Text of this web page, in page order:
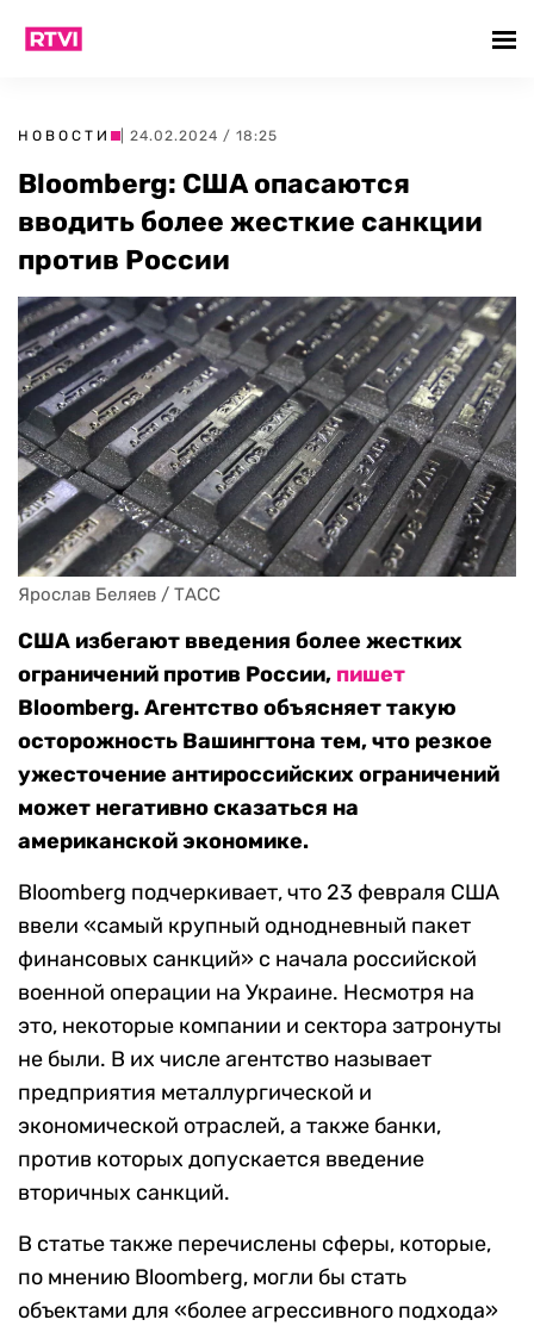
НОВОСТИ | 24.02.2024 / 18:25
Bloomberg: США опасаются
вводить более жесткие санкции
против России
Ярослав Беляев / ТАСС
США избегают введения более жестких
ограничений против России, пишет
Bloomberg. Агентство объясняет такую
осторожность Вашингтона тем, что резкое
ужесточение антироссийских ограничений
может негативно сказаться на
американской экономике.
Bloomberg подчеркивает, что 23 февраля США
ввели «самый крупный однодневный пакет
финансовых санкций» с начала российской
военной операции на Украине. Несмотря на
это, некоторые компании и сектора затронуты
не были. В их числе агентство называет
предприятия металлургической и
экономической отраслей, а также банки,
против которых допускается введение
вторичных санкций.
В статье также перечислены сферы, которые,
по мнению Bloomberg, могли бы стать
объектами для «более агрессивного подхода»